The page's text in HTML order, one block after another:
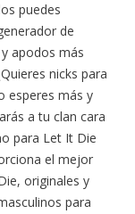
puedes
de
apodos más
nicks para
esperes más y
a tu clan cara
para Let It Die
el mejor
originales y
para